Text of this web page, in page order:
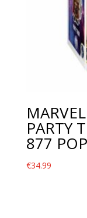
PARTY
877
€34.99